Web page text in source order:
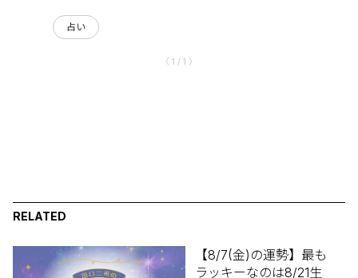
占い
〈 1 / 1 〉
RELATED
【8/7(金)の運勢】最も
ラッキーなのは8/21生